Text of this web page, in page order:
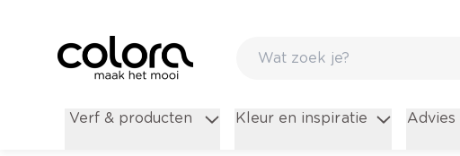
Verf & producten Kleur en inspiratie Advies